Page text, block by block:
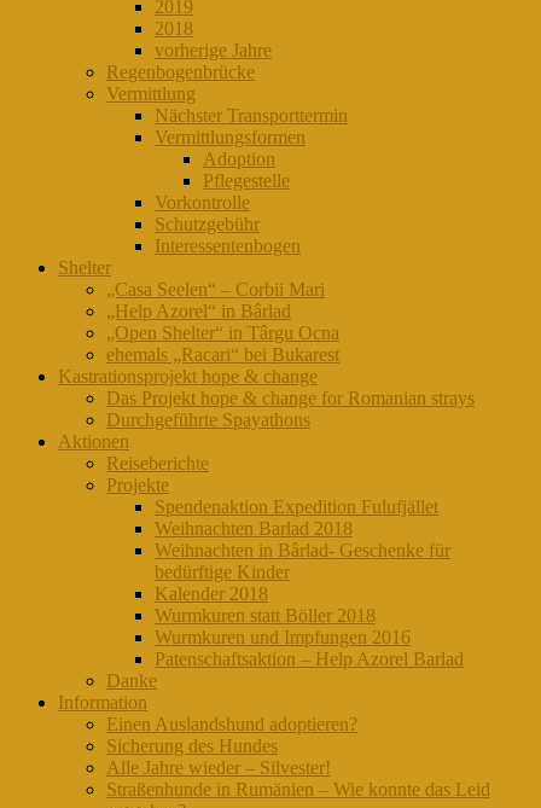
2019
2018
vorherige Jahre
Regenbogenbrücke
Vermittlung
Nächster Transporttermin
Vermittlungsformen
Adoption
Pflegestelle
Vorkontrolle
Schutzgebühr
Interessentenbogen
Shelter
„Casa Seelen“ – Corbii Mari
„Help Azorel“ in Bârlad
„Open Shelter“ in Târgu Ocna
ehemals „Racari“ bei Bukarest
Kastrationsprojekt hope & change
Das Projekt hope & change for Romanian strays
Durchgeführte Spayathons
Aktionen
Reiseberichte
Projekte
Spendenaktion Expedition Fulufjället
Weihnachten Barlad 2018
Weihnachten in Bârlad- Geschenke für
bedürftige Kinder
Kalender 2018
Wurmkuren statt Böller 2018
Wurmkuren und Impfungen 2016
Patenschaftsaktion – Help Azorel Barlad
Danke
Information
Einen Auslandshund adoptieren?
Sicherung des Hundes
Alle Jahre wieder – Silvester!
Straßenhunde in Rumänien – Wie konnte das Leid